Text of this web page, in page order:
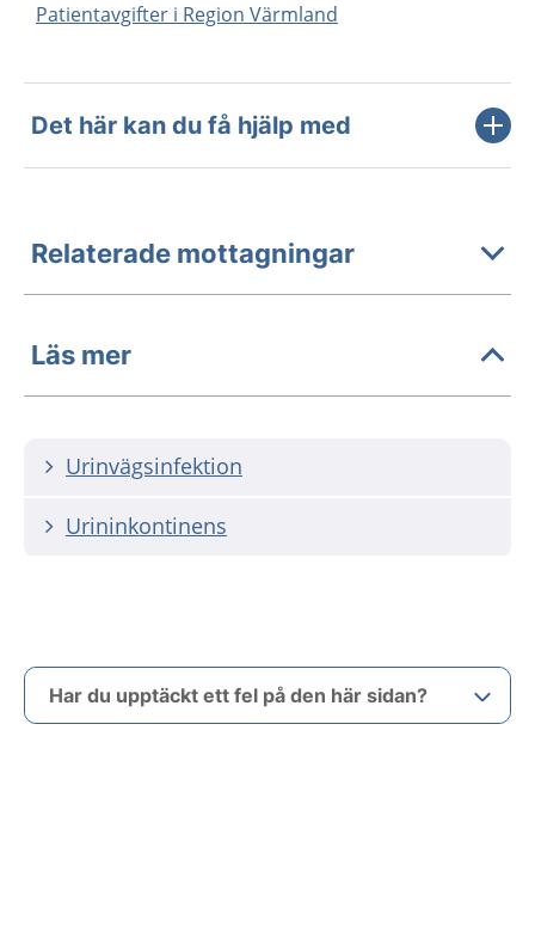
Patientavgifter i Region Värmland
Det här kan du få hjälp med
Relaterade mottagningar
Läs mer
Urinvägsinfektion
Urininkontinens
Har du upptäckt ett fel på den här sidan?